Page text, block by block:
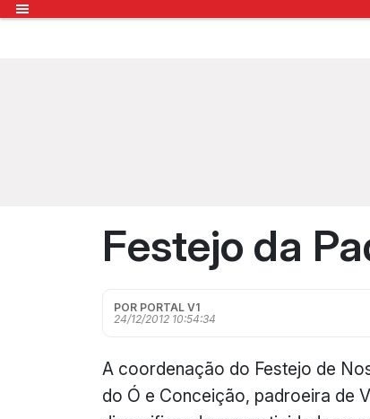
Festejo da
POR PORTAL V1
24/12/2012 10:54:34
A coordenação do Festejo de
do Ó e Conceição, padroeira de